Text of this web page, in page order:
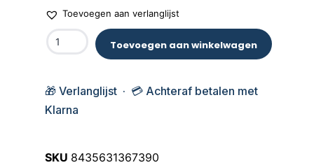
Toevoegen aan verlanglijst
Toevoegen aan winkelwagen
🎁 Verlanglijst · 💳 Achteraf betalen met
Klarna
SKU 8435631367390